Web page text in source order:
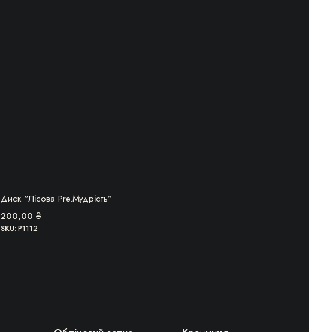
ОВВА, ТОВАР ЗАКІНЧИВСЯ!
Диск “Лісова Pre.Мудрість”
200,00 ₴
SKU:P1112